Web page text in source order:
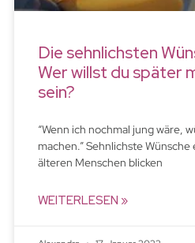
Die sehnlichsten
Wer willst du später
sein?
“Wenn ich nochmal jung wäre,
machen.” Sehnlichste
älteren Menschen blicken
WEITERLESEN »